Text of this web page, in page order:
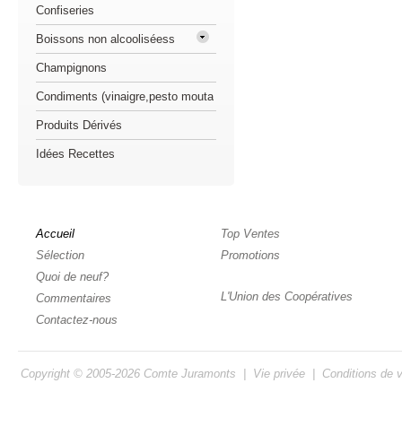
Confiseries
Boissons non alcooliséess
Champignons
Condiments (vinaigre,pesto mouta
Produits Dérivés
Idées Recettes
Accueil
Sélection
Quoi de neuf?
Commentaires
Contactez-nous
Top Ventes
Promotions
L'Union des Coopératives
Copyright © 2005-2026 Comte Juramonts Vie privée Conditions de